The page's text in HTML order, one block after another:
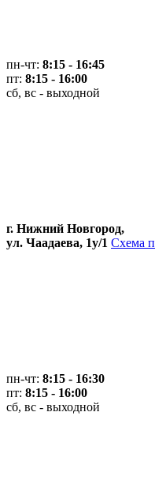
пн-чт: 8:15 - 16:45
пт: 8:15 - 16:00
сб, вс - выходной
г. Нижний Новгород,
ул. Чаадаева, 1у/1 Схема
пн-чт: 8:15 - 16:30
пт: 8:15 - 16:00
сб, вс - выходной